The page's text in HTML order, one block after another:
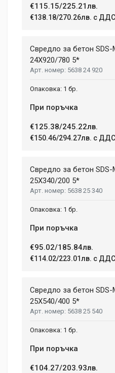
€115.15/225.21лв.
€138.18/270.26лв. с ДДС
Свредло за бетон SDS-
24X920/780 5*
5638 24 920
1 бр.
При поръчка
€125.38/245.22лв.
€150.46/294.27лв. с ДДС
Свредло за бетон SDS-
25X340/200 5*
5638 25 340
1 бр.
При поръчка
€95.02/185.84лв.
€114.02/223.01лв. с ДДС
Свредло за бетон SDS-
25X540/400 5*
5638 25 540
1 бр.
При поръчка
€104.27/203.93лв.